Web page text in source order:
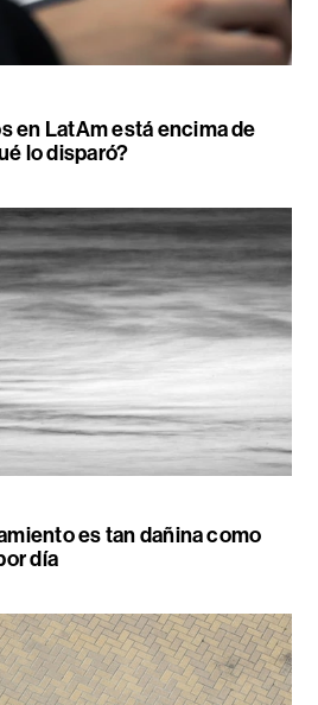
en LatAm está encima de
lo disparó?
es tan dañina como
día